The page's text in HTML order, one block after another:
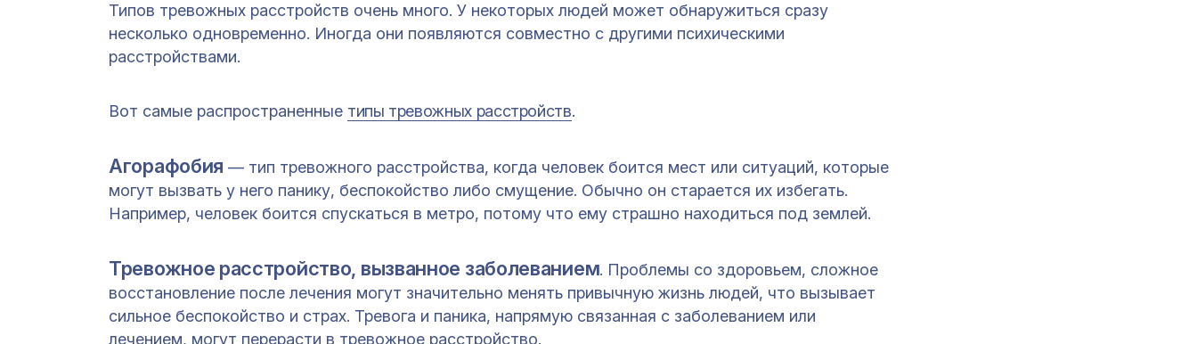
Типов тревожных расстройств очень много. У некоторых людей может обнаружиться сразу
несколько одновременно. Иногда они появляются совместно с другими психическими
расстройствами.
Вот самые распространенные типы тревожных расстройств.
Агорафобия — тип тревожного расстройства, когда человек боится мест или ситуаций, которые
могут вызвать у него панику, беспокойство либо смущение. Обычно он старается их избегать.
Например, человек боится спускаться в метро, потому что ему страшно находиться под землей.
Тревожное расстройство, вызванное заболеванием. Проблемы со здоровьем, сложное
восстановление после лечения могут значительно менять привычную жизнь людей, что вызывает
сильное беспокойство и страх. Тревога и паника, напрямую связанная с заболеванием или
лечением, могут перерасти в тревожное расстройство.